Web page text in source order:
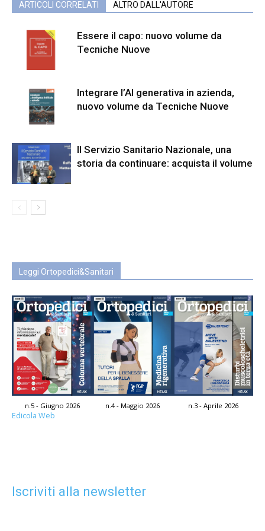
ARTICOLI CORRELATI ALTRO DALL'AUTORE
Essere il capo: nuovo volume da
Tecniche Nuove
Integrare l’AI generativa in azienda,
nuovo volume da Tecniche Nuove
Il Servizio Sanitario Nazionale, una
storia da continuare: acquista il volume
Leggi Ortopedici&Sanitari
n.5 - Giugno 2026 n.4 - Maggio 2026 n.3 - Aprile 2026
Edicola Web
Iscriviti alla newsletter